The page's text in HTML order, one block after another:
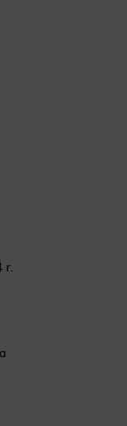
r.